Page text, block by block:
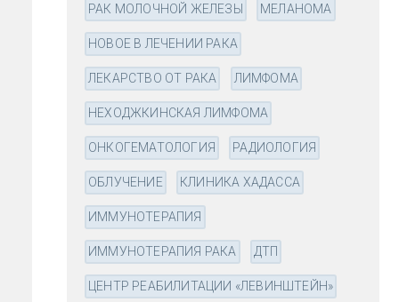
РАК МОЛОЧНОЙ ЖЕЛЕЗЫ МЕЛАНОМА
НОВОЕ В ЛЕЧЕНИИ РАКА
ЛЕКАРСТВО ОТ РАКА ЛИМФОМА
НЕХОДЖКИНСКАЯ ЛИМФОМА
ОНКОГЕМАТОЛОГИЯ РАДИОЛОГИЯ
ОБЛУЧЕНИЕ КЛИНИКА ХАДАССА
ИММУНОТЕРАПИЯ
ИММУНОТЕРАПИЯ РАКА ДТП
ЦЕНТР РЕАБИЛИТАЦИИ «ЛЕВИНШТЕЙН»